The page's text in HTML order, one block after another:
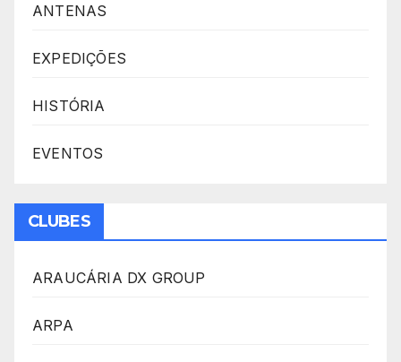
ANTENAS
EXPEDIÇÕES
HISTÓRIA
EVENTOS
CLUBES
ARAUCÁRIA DX GROUP
ARPA